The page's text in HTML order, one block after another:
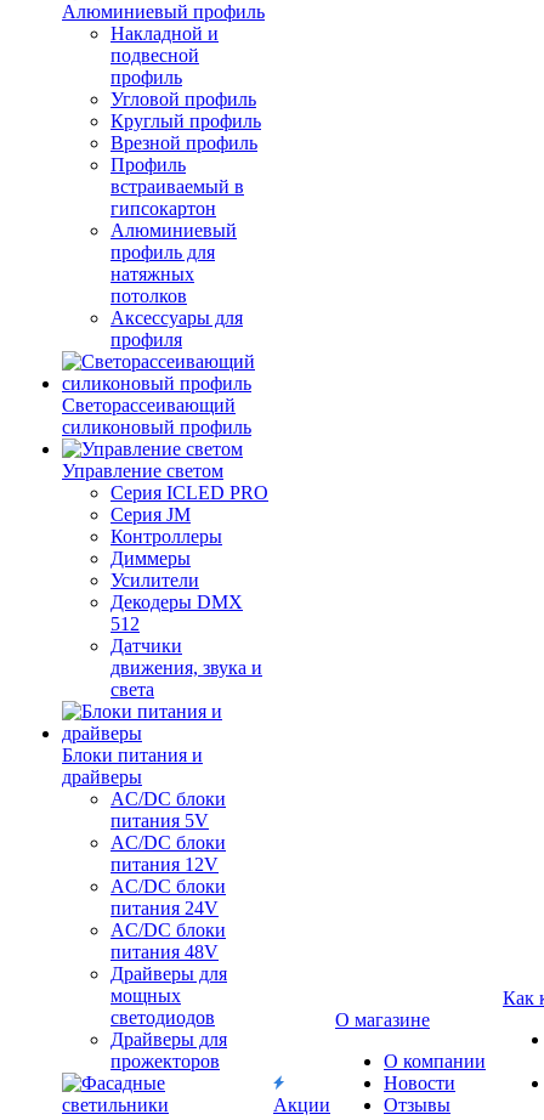
Алюминиевый профиль
Накладной и
подвесной
профиль
Угловой профиль
Круглый профиль
Врезной профиль
Профиль
встраиваемый в
гипсокартон
Алюминиевый
профиль для
натяжных
потолков
Аксессуары для
профиля
Светорассеивающий
силиконовый профиль
Управление светом
Серия ICLED PRO
Серия JM
Контроллеры
Диммеры
Усилители
Декодеры DMX
512
Датчики
движения, звука и
света
Блоки питания и
драйверы
AC/DC блоки
питания 5V
AC/DC блоки
питания 12V
AC/DC блоки
питания 24V
AC/DC блоки
питания 48V
Драйверы для
мощных
светодиодов
Драйверы для
прожекторов
Акции
О магазине
О компании
Новости
Отзывы
Как